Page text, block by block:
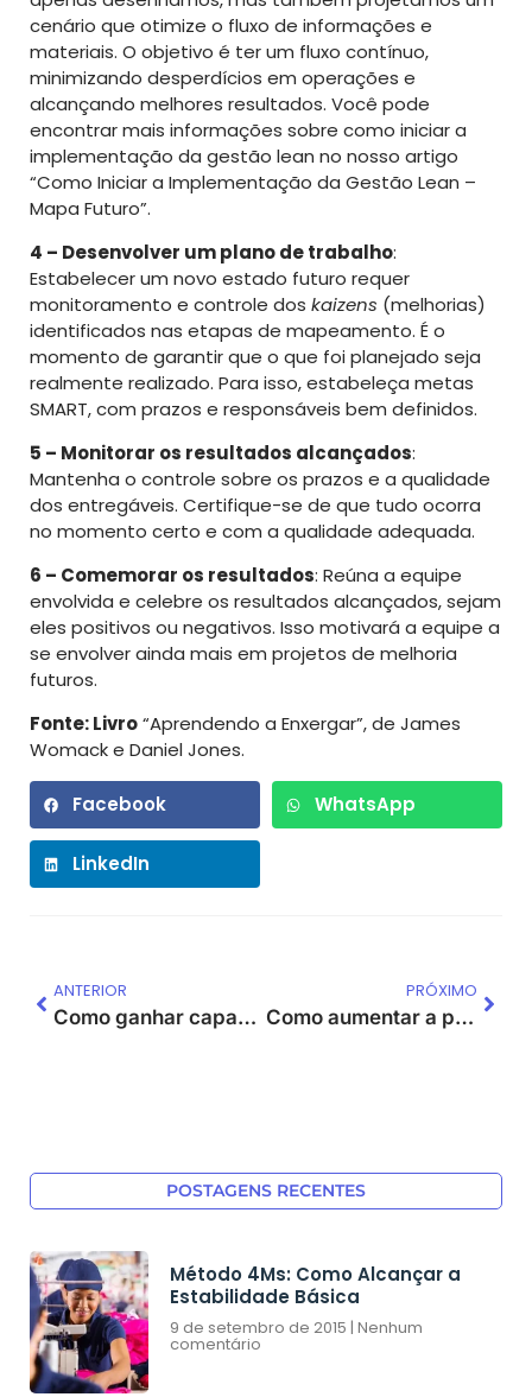
cenário que otimize o fluxo de informações e
materiais. O objetivo é ter um fluxo contínuo,
minimizando desperdícios em operações e
alcançando melhores resultados. Você pode
encontrar mais informações sobre como iniciar a
implementação da gestão lean no nosso artigo
“Como Iniciar a Implementação da Gestão Lean –
Mapa Futuro”.
4 – Desenvolver um plano de trabalho:
Estabelecer um novo estado futuro requer
monitoramento e controle dos kaizens (melhorias)
identificados nas etapas de mapeamento. É o
momento de garantir que o que foi planejado seja
realmente realizado. Para isso, estabeleça metas
SMART, com prazos e responsáveis bem definidos.
5 – Monitorar os resultados alcançados:
Mantenha o controle sobre os prazos e a qualidade
dos entregáveis. Certifique-se de que tudo ocorra
no momento certo e com a qualidade adequada.
6 – Comemorar os resultados: Reúna a equipe
envolvida e celebre os resultados alcançados, sejam
eles positivos ou negativos. Isso motivará a equipe a
se envolver ainda mais em projetos de melhoria
futuros.
Fonte: Livro“Aprendendo a Enxergar”, de James
Womack e Daniel Jones.
Facebook WhatsApp
LinkedIn
ANTERIOR
Como ganhar capacidade na produção de sementes no agronegócio?
PRÓXIMO
Como aumentar a produtividade no setor de pesagem de matéria prima
POSTAGENS RECENTES
Método 4Ms: Como Alcançar a
Estabilidade Básica
9 de setembro de 2015 Nenhum
comentário